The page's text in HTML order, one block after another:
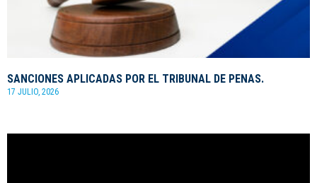
SANCIONES APLICADAS POR EL TRIBUNAL DE PENAS.
17 JULIO, 2026